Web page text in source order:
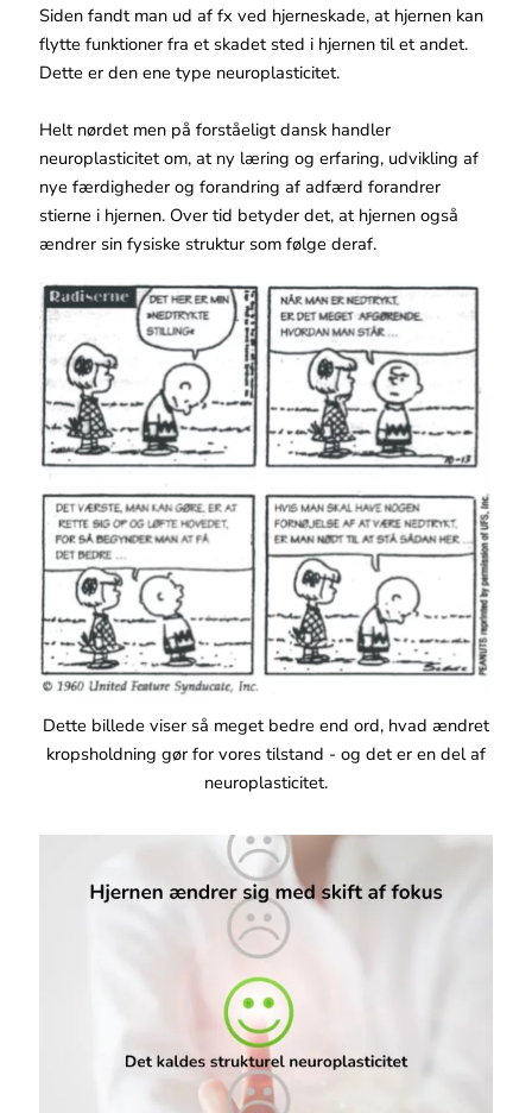
Siden fandt man ud af fx ved hjerneskade, at hjernen kan
flytte funktioner fra et skadet sted i hjernen til et andet.
Dette er den ene type neuroplasticitet.
Helt nørdet men på forståeligt dansk handler
neuroplasticitet om, at ny læring og erfaring, udvikling af
nye færdigheder og forandring af adfærd forandrer
stierne i hjernen. Over tid betyder det, at hjernen også
ændrer sin fysiske struktur som følge deraf.
Dette billede viser så meget bedre end ord, hvad ændret
kropsholdning gør for vores tilstand - og det er en del af
neuroplasticitet.